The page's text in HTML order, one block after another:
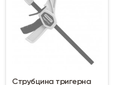
Струбцина тригерна